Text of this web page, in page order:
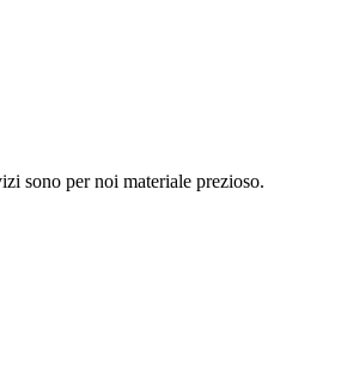
sono per noi materiale prezioso.